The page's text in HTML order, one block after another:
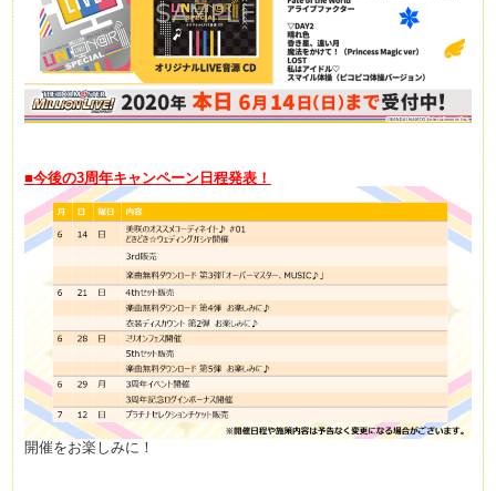
■今後の3周年キャンペーン日程発表！
開催をお楽しみに！